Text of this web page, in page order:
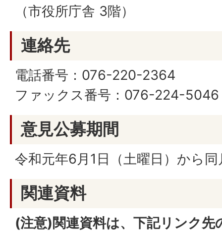
（市役所庁舎 3階）
連絡先
電話番号：076-220-2364
ファックス番号：076-224-5046
意見公募期間
令和元年6月1日（土曜日）から
関連資料
(注意)関連資料は、下記リンク先